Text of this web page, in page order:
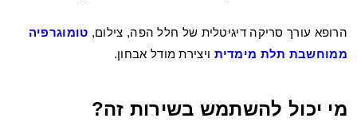
הרופא עורך סריקה דיגיטלית של חלל הפה, צילום, טומוגרפיה
ממוחשבת תלת מימדית ויצירת מודל אבחון.
מי יכול להשתמש בשירות זה?